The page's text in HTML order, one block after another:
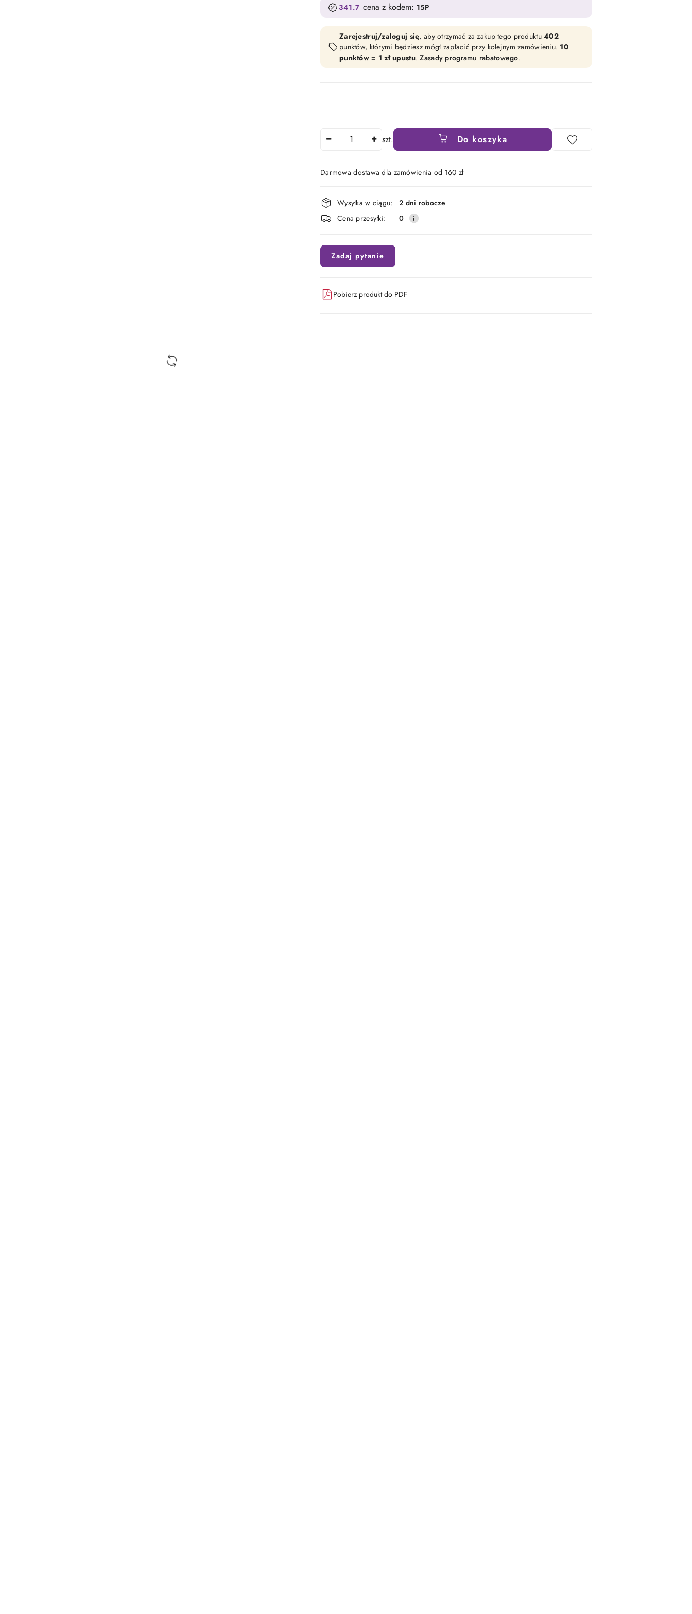
341.7 cena z kodem: 15P
Zarejestruj/zaloguj się, aby otrzymać za zakup tego produktu402
punktów, którymi będziesz mógł zapłacić przy kolejnym zamówieniu. 10
punktów = 1 zł upustu.Zasady programu rabatowego.
szt. Do koszyka
Darmowa dostawa dla zamówienia od 160 zł
Dostępność
i
dostawa
Wysyłka w ciągu:
2 dni robocze
Cena przesyłki:
0
Zadaj pytanie
Pobierz produkt do PDF